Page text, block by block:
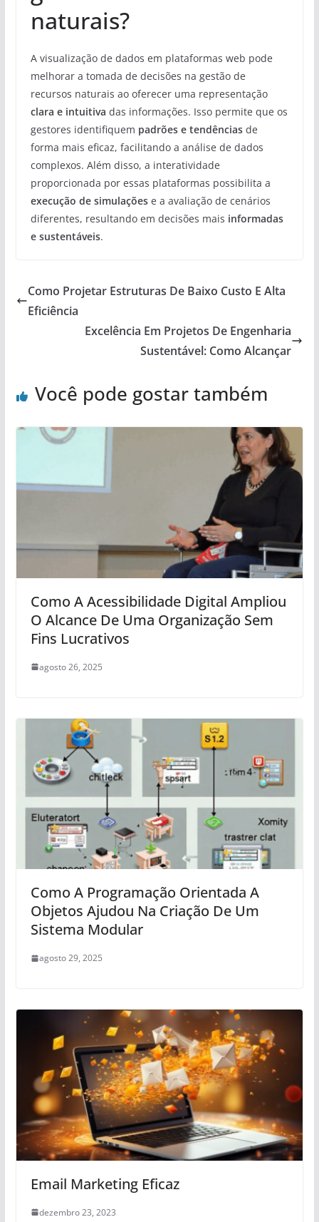
naturais?
A visualização de dados em plataformas web pode
melhorar a tomada de decisões na gestão de
recursos naturais ao oferecer uma representação
clara e intuitiva das informações. Isso permite que os
gestores identifiquem padrões e tendênciasde
forma mais eficaz, facilitando a análise de dados
complexos. Além disso, a interatividade
proporcionada por essas plataformas possibilita a
execução de simulaçõese a avaliação de cenários
diferentes, resultando em decisões mais informadas
e sustentáveis.
Como Projetar Estruturas De Baixo Custo E Alta
Eficiência
Excelência Em Projetos De Engenharia
Sustentável: Como Alcançar
Você pode gostar também
Como A Acessibilidade Digital Ampliou
O Alcance De Uma Organização Sem
Fins Lucrativos
agosto 26, 2025
Como A Programação Orientada A
Objetos Ajudou Na Criação De Um
Sistema Modular
agosto 29, 2025
Email Marketing Eficaz
dezembro 23, 2023